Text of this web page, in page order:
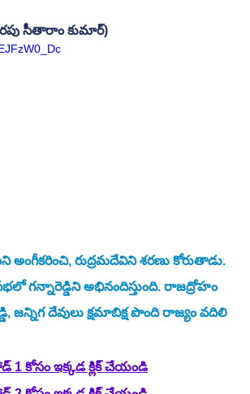
సీతారాం కుమార్)
రుద్రమదేవిని శరణు కోరుతాడు.
గన్నారెడ్డిని అభినందిస్తుంది. రాజద్రోహం
జన్నిగ దేవులు క్షమాబిక్ష పొంది రాజ్యం వదిలి
1 కోసం ఇక్కడ క్లిక్ చేయండి